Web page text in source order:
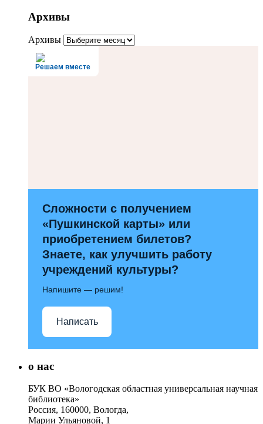
Архивы
Архивы
Решаем вместе
Сложности с получением
«Пушкинской карты» или
приобретением билетов?
Знаете, как улучшить работу
учреждений культуры?
Напишите — решим!
Написать
о нас
БУК ВО «Вологодская областная универсальная научная
библиотека»
Россия, 160000, Вологда,
Марии Ульяновой, 1